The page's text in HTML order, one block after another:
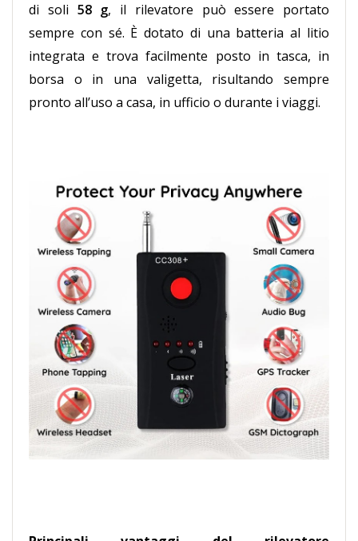
di soli 58 g, il rilevatore può essere portato
sempre con sé. È dotato di una batteria al litio
integrata e trova facilmente posto in tasca, in
borsa o in una valigetta, risultando sempre
pronto all’uso a casa, in ufficio o durante i viaggi.